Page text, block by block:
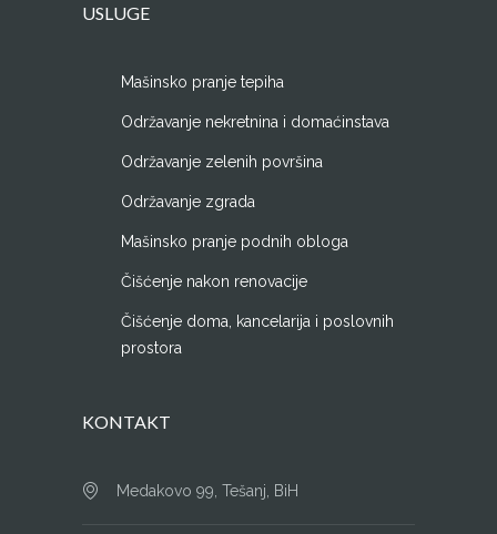
USLUGE
Mašinsko pranje tepiha
Održavanje nekretnina i domaćinstava
Održavanje zelenih površina
Održavanje zgrada
Mašinsko pranje podnih obloga
Čišćenje nakon renovacije
Čišćenje doma, kancelarija i poslovnih
prostora
KONTAKT
Medakovo 99, Tešanj, BiH